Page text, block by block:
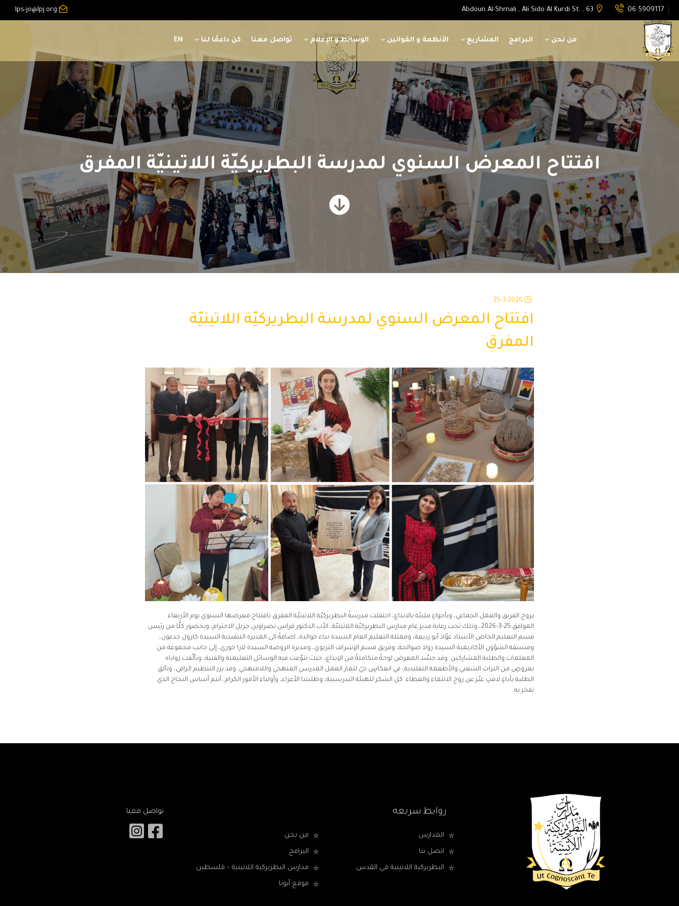
06 5909117
Abdoun Al-Shmali , Ali Sido Al Kurdi St. , 63
lps-jo@lpj.org
من نحن البرامج المشاريع الأنظمة و القوانين الوسائط و الإعلام تواصل معنا كن داعمًا لنا EN
افتتاح المعرض السنوي لمدرسة البطريركيّة اللاتينيّة المفرق
افتتاح المعرض السنوي لمدرسة البطريركيّة اللاتينيّة
المفرق
بروح الفريق والعمل الجماعي، وبأجواءٍ مليئة بالابداع، احتفلت مدرسةُ البطريركيّة اللاتينيّة المفرق بافتتاح معرضها السنوي يوم الأربعاء
الموافق 25-3-2026، وذلك تحت رعاية مدير عام مدارس البطريركيّة اللاتينيّة، الأب الدكتور فراس نصراوين جزيل الاحترام، وبحضور كلًّا من رئيس
قسم التعليم الخاص الأستاذ عوّاد أبو رديعة، وممثلة التعليم العام السيدة نداء خوالدة، اضافةً الى المديرة التنفيذية السيدة كارول جدعون،
ومنسقة الشؤون الأكاديمية السيدة رولا صوالحة، وفريق قسم الإشراف التربوي، ومديرة الروضة السيدة لارا خوري، إلى جانب مجموعة من
المعلمات والطلبة المشاركين. وقد جسّد المعرض لوحةً متكاملةً من الإبداع، حيث تنوّعت فيه الوسائل التعليمية والفنية، وتألّقت زواياه
بعروضٍ من التراث الشعبي والأطعمة التقليدية، في انعكاسٍ حيّ لثمار العمل المدرسي المنهجي واللامنهجي. وقد برز التنظيم الراقي، وتألق
الطلبة بأداءٍ لافتٍ عبّر عن روح الانتماء والعطاء. كل الشكر للهيئة التدريسية، وطلبتنا الأعزاء، وأولياء الأمور الكرام…أنتم أساس النجاح الذي
نفخر به.
روابط سريعه
من نحن المدارس
البرامج اتصل بنا
مدارس البطريركية اللاتينية – فلسطين البطريركية اللاتينية في القدس
موقع أبونا
تواصل معنا